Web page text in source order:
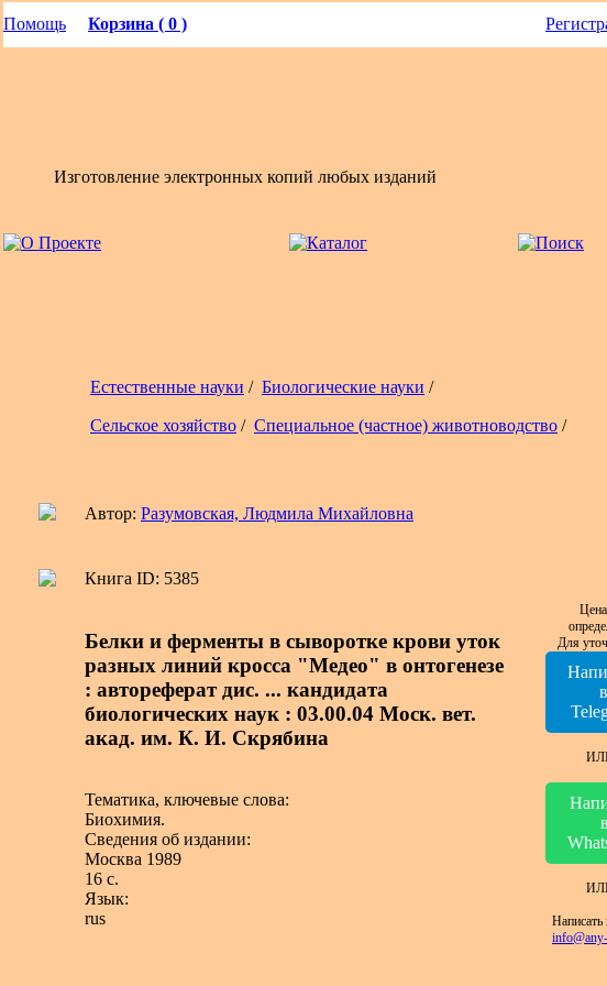
Помощь Корзина ( 0 )
Изготовление электронных копий любых изданий
Естественные науки / Биологические науки /
Сельское хозяйство / Специальное (частное) животноводство /
Автор: Разумовская, Людмила Михайловна
Книга ID: 5385
Белки и ферменты в сыворотке крови уток
разных линий кросса "Медео" в онтогенезе
: автореферат дис. ... кандидата
биологических наук : 03.00.04 Моск. вет.
акад. им. К. И. Скрябина
Тематика, ключевые слова:
Биохимия.
Сведения об издании:
Москва 1989
16 с.
Язык:
rus
Для
в
в
Написать